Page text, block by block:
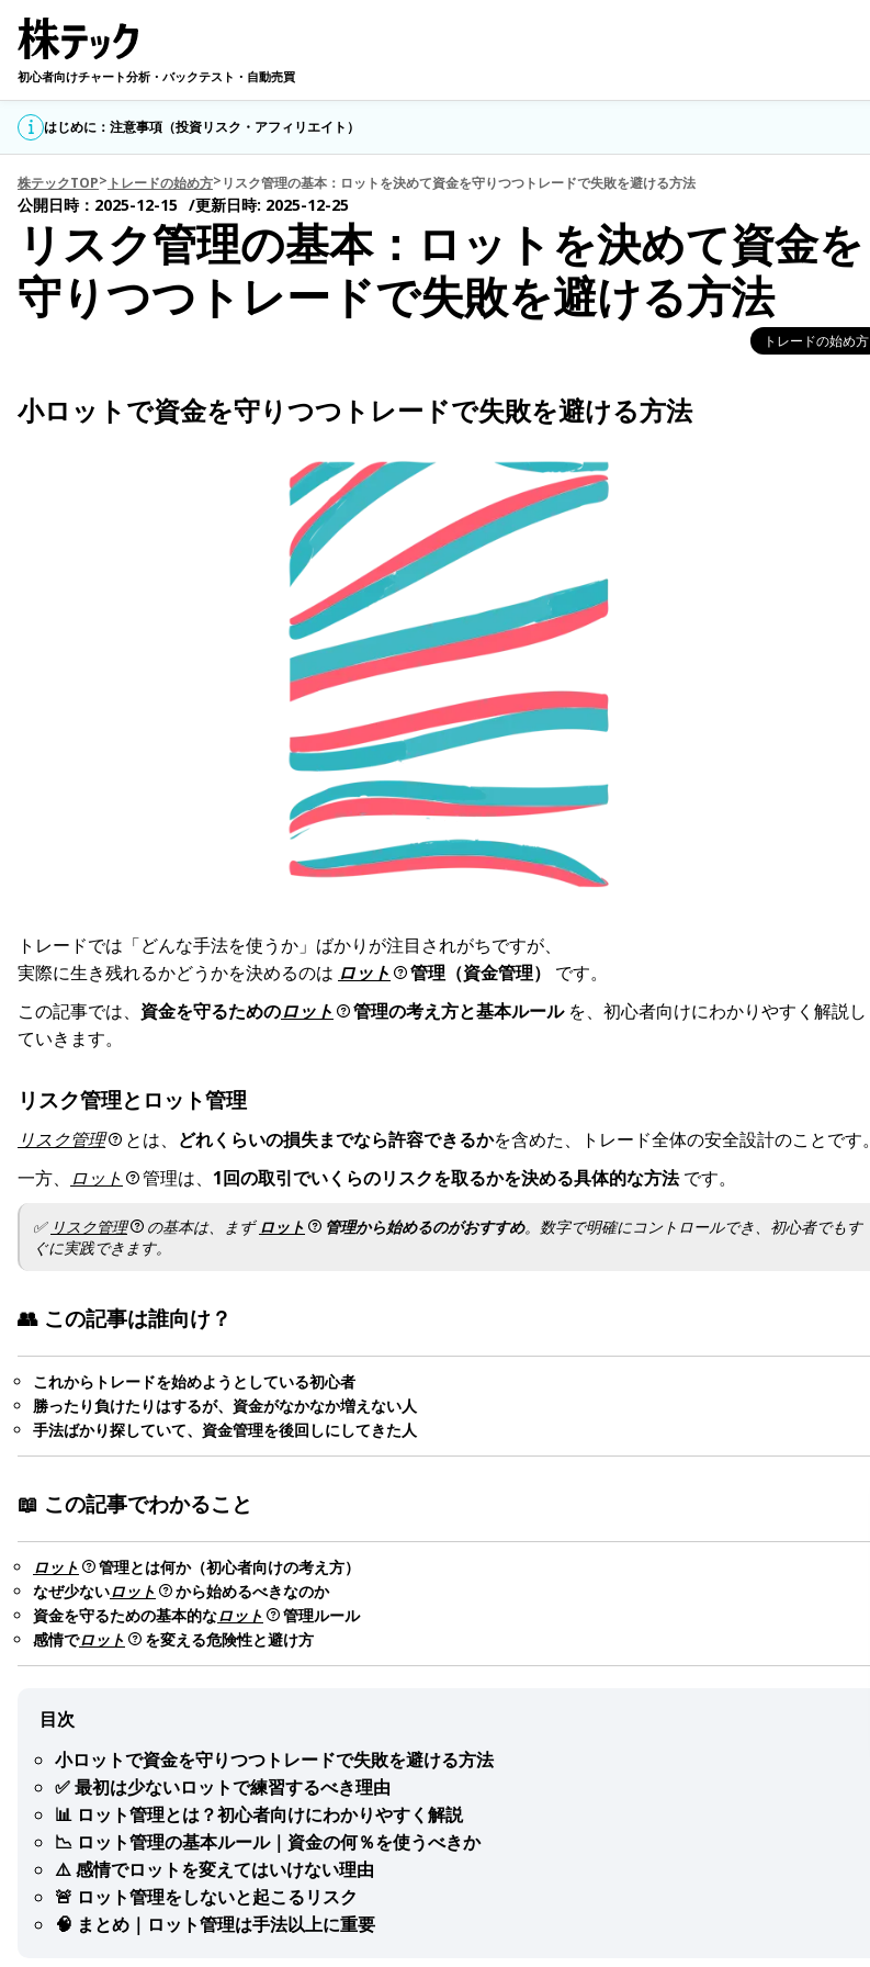
初心者向けチャート分析・バックテスト・自動売買
トレードの始め方
チャートの見方入門
ツール・環境構築
はじめに：注意事項（投資リスク・アフィリエイト）
株テックTOP トレードの始め方 リスク管理の基本：ロットを決めて資金を守りつつトレードで失敗を避ける方法
公開日時：2025-12-15 更新日時: 2025-12-25
リスク管理の基本：ロットを決めて資金を
守りつつトレードで失敗を避ける方法
トレードの始め方
小ロットで資金を守りつつトレードで失敗を避ける方法
トレードでは「どんな手法を使うか」ばかりが注目されがちですが、
実際に生き残れるかどうかを決めるのは ロット 管理（資金管理）
です。
この記事では、 資金を守るためのロット 管理の考え方と基本ルールを、初心者向けにわかりやすく解説し
ていきます。
リスク管理とロット管理
リスク管理 とは、 どれくらいの損失までなら許容できるかを含めた、トレード全体の安全設計のことです。
一方、
ロット 管理は、 1回の取引でいくらのリスクを取るかを決める具体的な方法です。
✅️ リスク管理 の基本は、まず ロット 管理から始めるのがおすすめ。数字で明確にコントロールでき、初心者でもす
ぐに実践できます。
👥 この記事は誰向け？
これからトレードを始めようとしている初心者
勝ったり負けたりはするが、資金がなかなか増えない人
手法ばかり探していて、資金管理を後回しにしてきた人
📖 この記事でわかること
ロット
管理とは何か（初心者向けの考え方）
なぜ少ないロット
から始めるべきなのか
資金を守るための基本的なロット
管理ルール
感情でロット を変える危険性と避け方
目次
小ロットで資金を守りつつトレードで失敗を避ける方法
✅ 最初は少ないロットで練習するべき理由
📊 ロット管理とは？初心者向けにわかりやすく解説
📉 ロット管理の基本ルール｜資金の何％を使うべきか
⚠️ 感情でロットを変えてはいけない理由
🚨 ロット管理をしないと起こるリスク
🧠 まとめ｜ロット管理は手法以上に重要